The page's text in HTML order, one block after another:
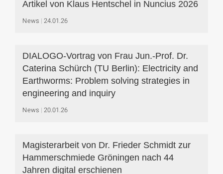
Artikel von Klaus Hentschel in Nuncius 2026
News 24.01.26
DIALOGO-Vortrag von Frau Jun.-Prof. Dr.
Caterina Schürch (TU Berlin): Electricity and
Earthworms: Problem solving strategies in
engineering and inquiry
News 20.01.26
Magisterarbeit von Dr. Frieder Schmidt zur
Hammerschmiede Gröningen nach 44
Jahren digital erschienen